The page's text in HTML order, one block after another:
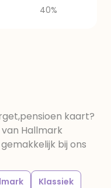
40%
kaart?
Hallmark
bij ons
Klassiek